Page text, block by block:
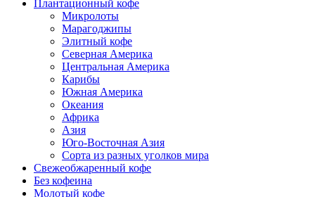
Плантационный кофе
Микролоты
Марагоджипы
Элитный кофе
Северная Америка
Центральная Америка
Карибы
Южная Америка
Океания
Африка
Азия
Юго-Восточная Азия
Сорта из разных уголков мира
Свежеобжаренный кофе
Без кофеина
Молотый кофе